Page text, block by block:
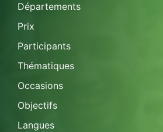
Départements
Prix
Participants
Thématiques
Occasions
Objectifs
Langues